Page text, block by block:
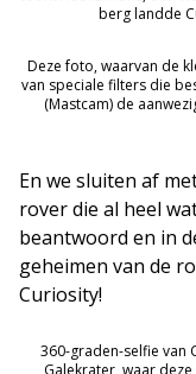
berg landde
Deze foto, waarvan de
van speciale filters die
(Mastcam) de
En we sluiten af
rover die al heel
beantwoord en in
geheimen van de
Curiosity!
360-graden-selfie van
Galekrater, waar